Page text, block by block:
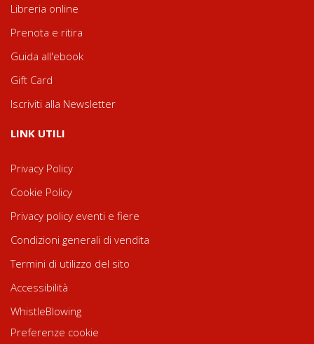
Libreria online
Prenota e ritira
Guida all'ebook
Gift Card
Iscriviti alla Newsletter
LINK UTILI
Privacy Policy
Cookie Policy
Privacy policy eventi e fiere
Condizioni generali di vendita
Termini di utilizzo del sito
Accessibilità
WhistleBlowing
Preferenze cookie